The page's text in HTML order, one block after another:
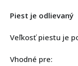
Piest je odlievaný
Veľkosť piestu je
Vhodné pre: